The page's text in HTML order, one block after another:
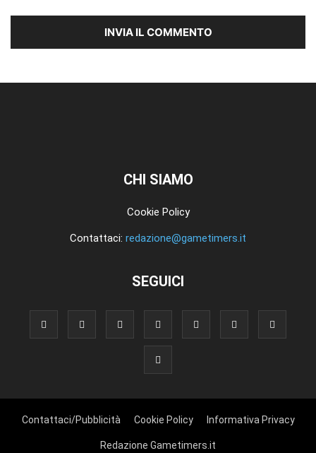
CHI SIAMO
Cookie Policy
Contattaci: redazione@gametimers.it
SEGUICI
Contattaci/Pubblicità Cookie Policy Informativa Privacy
Redazione Gametimers.it